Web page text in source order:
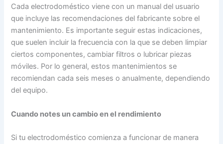
Cada electrodoméstico viene con un manual del usuario
que incluye las recomendaciones del fabricante sobre el
mantenimiento. Es importante seguir estas indicaciones,
que suelen incluir la frecuencia con la que se deben limpiar
ciertos componentes, cambiar filtros o lubricar piezas
móviles. Por lo general, estos mantenimientos se
recomiendan cada seis meses o anualmente, dependiendo
del equipo.
Cuando notes un cambio en el rendimiento
Si tu electrodoméstico comienza a funcionar de manera